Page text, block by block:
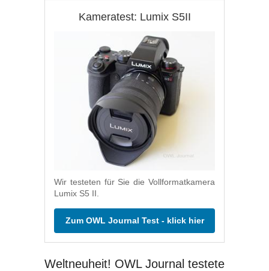
Kameratest: Lumix S5II
Wir testeten für Sie die Vollformatkamera
Lumix S5 II.
Zum OWL Journal Test - klick hier
Weltneuheit! OWL Journal testete